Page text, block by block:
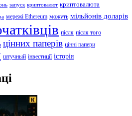
запуск криптовалют криптовалюта
мережі Ethereum можуть мільйонів доларів
після після того
цінних паперів цінні папери
штучный інвестиції історія